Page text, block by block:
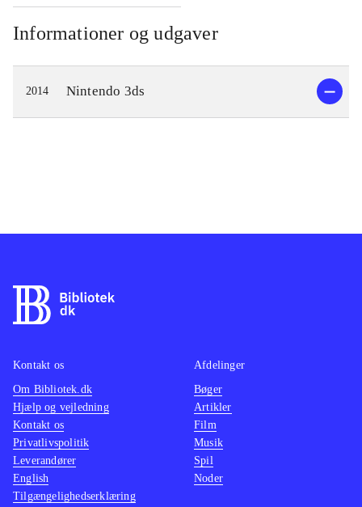
Informationer og udgaver
2014 Nintendo 3ds
Kontakt os
Om Bibliotek.dk
Hjælp og vejledning
Kontakt os
Privatlivspolitik
Leverandører
English
Tilgængelighedserklæring
Afdelinger
Bøger
Artikler
Film
Musik
Spil
Noder